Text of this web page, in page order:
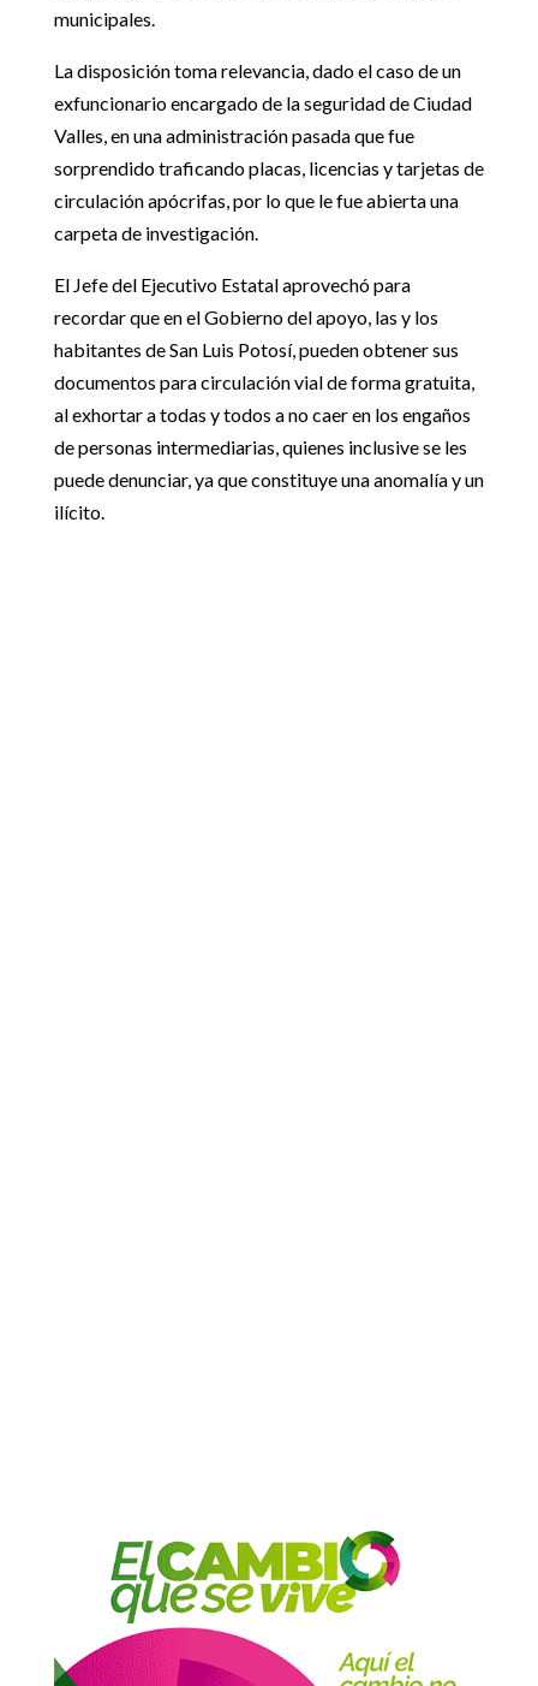
municipales.
La disposición toma relevancia, dado el caso de un
exfuncionario encargado de la seguridad de Ciudad
Valles, en una administración pasada que fue
sorprendido traficando placas, licencias y tarjetas de
circulación apócrifas, por lo que le fue abierta una
carpeta de investigación.
El Jefe del Ejecutivo Estatal aprovechó para
recordar que en el Gobierno del apoyo, las y los
habitantes de San Luis Potosí, pueden obtener sus
documentos para circulación vial de forma gratuita,
al exhortar a todas y todos a no caer en los engaños
de personas intermediarias, quienes inclusive se les
puede denunciar, ya que constituye una anomalía y un
ilícito.